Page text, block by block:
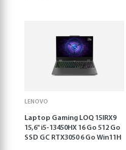
LENOVO
Laptop Gaming LOQ 15IRX9
15,6'' i5-13450HX 16 Go 512 Go
SSD GC RTX3050 6 Go Win11H